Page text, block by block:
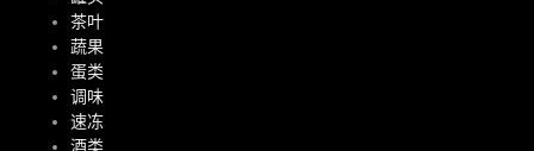
茶叶
蔬果
蛋类
调味
速冻
酒类